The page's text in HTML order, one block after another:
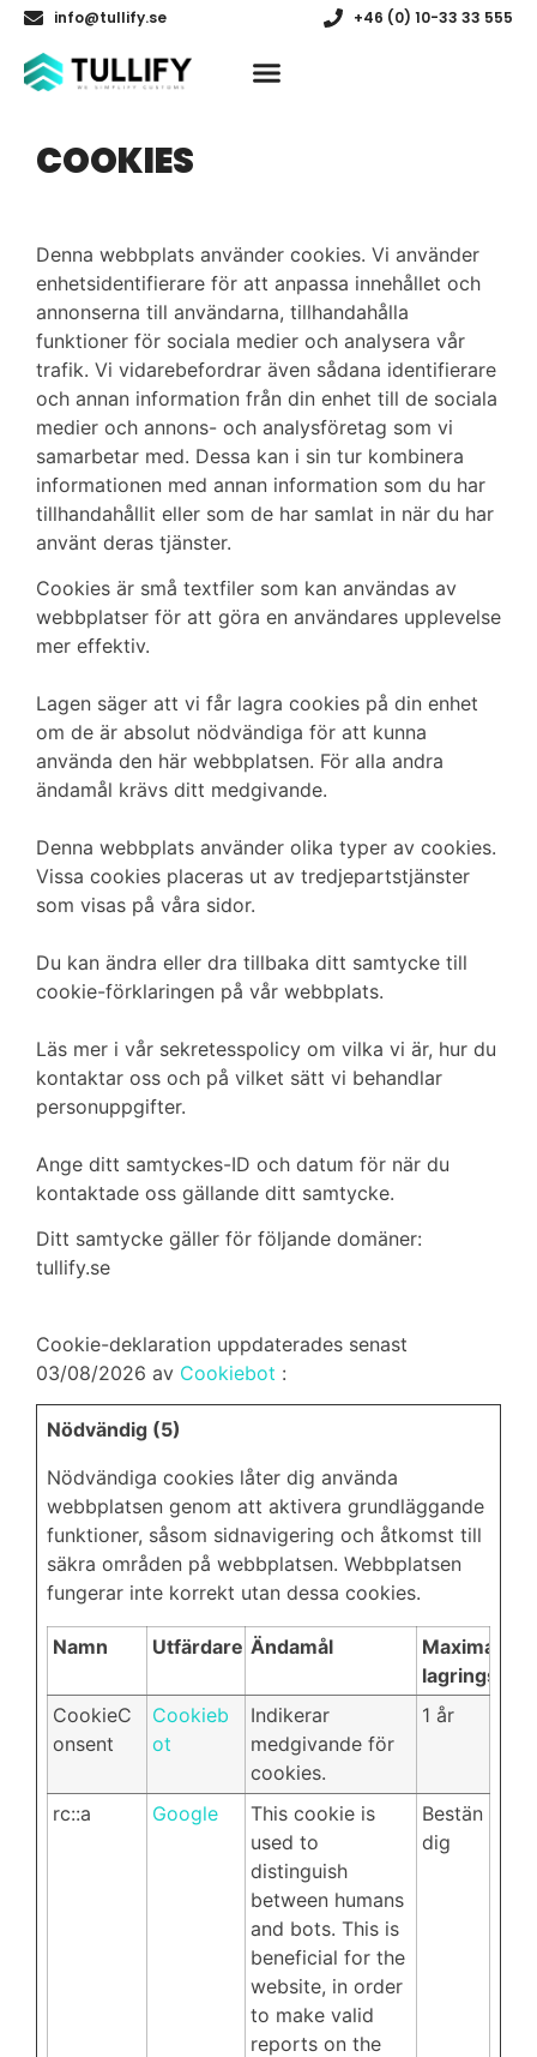
info@tullify.se +46 (0) 10-33 33 555
COOKIES
Denna webbplats använder cookies. Vi använder
enhetsidentifierare för att anpassa innehållet och
annonserna till användarna, tillhandahålla
funktioner för sociala medier och analysera vår
trafik. Vi vidarebefordrar även sådana identifierare
och annan information från din enhet till de sociala
medier och annons- och analysföretag som vi
samarbetar med. Dessa kan i sin tur kombinera
informationen med annan information som du har
tillhandahållit eller som de har samlat in när du har
använt deras tjänster.
Cookies är små textfiler som kan användas av
webbplatser för att göra en användares upplevelse
mer effektiv.
Lagen säger att vi får lagra cookies på din enhet
om de är absolut nödvändiga för att kunna
använda den här webbplatsen. För alla andra
ändamål krävs ditt medgivande.
Denna webbplats använder olika typer av cookies.
Vissa cookies placeras ut av tredjepartstjänster
som visas på våra sidor.
Du kan ändra eller dra tillbaka ditt samtycke till
cookie-förklaringen på vår webbplats.
Läs mer i vår sekretesspolicy om vilka vi är, hur du
kontaktar oss och på vilket sätt vi behandlar
personuppgifter.
Ange ditt samtyckes-ID och datum för när du
kontaktade oss gällande ditt samtycke.
Ditt samtycke gäller för följande domäner:
tullify.se
Cookie-deklaration uppdaterades senast
03/08/2026 av Cookiebot :
Nödvändig (5)
Nödvändiga cookies låter dig använda
webbplatsen genom att aktivera grundläggande
funktioner, såsom sidnavigering och åtkomst till
säkra områden på webbplatsen. Webbplatsen
fungerar inte korrekt utan dessa cookies.
Namn Utfärdare Ändamål
Maximal
lagringstid
CookieC
onsent
Cookieb
ot
Indikerar
medgivande för
cookies.
1 år
rc::a Google
This cookie is
used to
distinguish
between humans
and bots. This is
beneficial for the
website, in order
to make valid
reports on the
Bestän
dig